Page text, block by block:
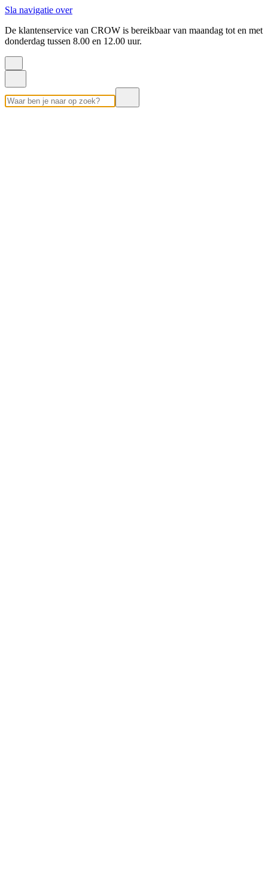
Sla navigatie over
De klantenservice van CROW is bereikbaar van maandag tot en met
donderdag tussen 8.00 en 12.00 uur.